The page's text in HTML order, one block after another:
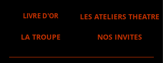
LIVRE D'OR LES ATELIERS THEATRE
LA TROUPE NOS INVITES